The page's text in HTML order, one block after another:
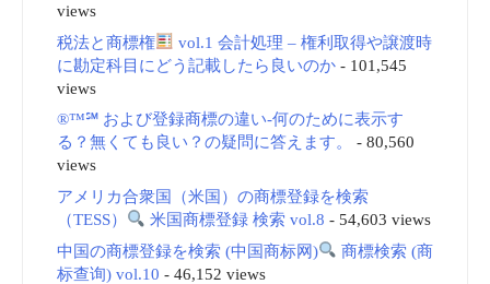
views
税法と商標権
vol.1 会計処理 – 権利取得や譲渡時
に勘定科目にどう記載したら良いのか- 101,545
views
®™℠ および登録商標の違い-何のために表示す
る？無くても良い？の疑問に答えます。
- 80,560
views
アメリカ合衆国（米国）の商標登録を検索
（TESS）
米国商標登録 検索 vol.8 - 54,603 views
中国の商標登録を検索 (中国商标网)
商標検索 (商
标查询) vol.10 - 46,152 views